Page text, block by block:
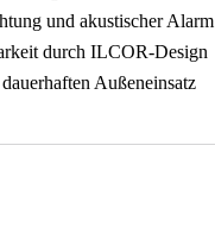
und akustischer Alarm
durch ILCOR-Design
Außeneinsatz